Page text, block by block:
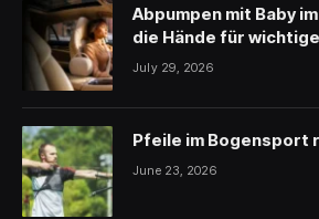
Abpumpen mit Baby
die Hände für
July 29, 2026
Pfeile im Bogensport
June 23, 2026